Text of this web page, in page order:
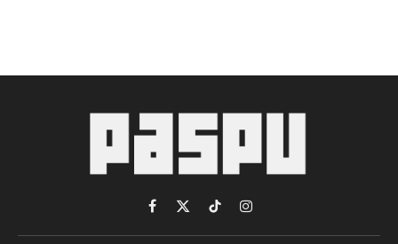
Facebook
X
(Twitter)
TikTokInstagram